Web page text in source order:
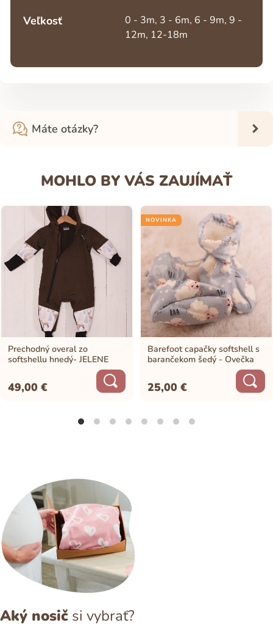
Veľkosť
0 - 3m, 3 - 6m, 6 - 9m, 9 -
12m, 12-18m
Máte otázky?
MOHLO BY VÁS ZAUJÍMAŤ
Prechodný overal zo
softshellu hnedý- JELENE
49,00€
NOVINKA
Barefoot capačky softshell s
barančekom šedý - Ovečka
25,00€
Aký nosič si vybrať?